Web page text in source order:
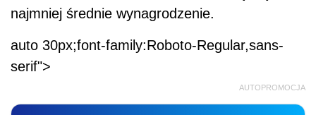
najmniej średnie wynagrodzenie.
auto 30px;font-family:Roboto-Regular,sans-
serif">
AUTOPROMOCJA